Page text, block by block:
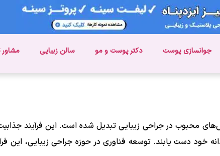
جوانسازی پوست دکتر پوست و مو سالن زیبایی مشاور
محبوب در جراحی زیبایی تبدیل شده است. این فرآیند جذابیت
خود دست یابند. توسعه فناوری در حوزه جراحی زیبایی، این